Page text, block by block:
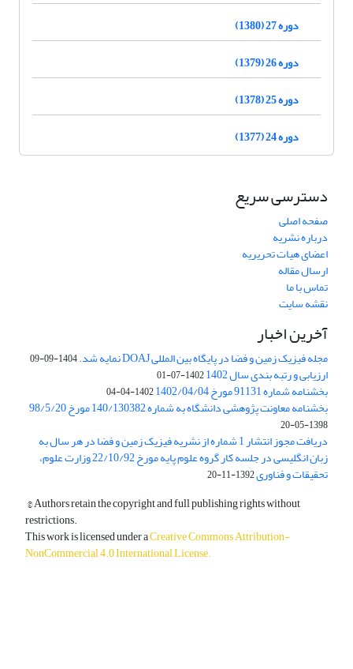
دوره 27 (1380)
دوره 26 (1379)
دوره 25 (1378)
دوره 24 (1377)
دسترسی سریع
صفحه اصلی
درباره نشریه
اعضای هیات تحریریه
ارسال مقاله
تماس با ما
نقشه سایت
آخرین اخبار
مجله فیزیک زمین و فضا در پایگاه بین المللی DOAJ نمایه شد. 1404-09-09
ارزیابی و رتبه بندی سال 1402 1402-07-01
بخشنامه شماره 91131 مورخ 1402/04/04 1402-04-04
بخشنامه معاونت پژوهشی دانشگاه به شماره 140/130382 مورخ 98/5/20
1398-05-20
دریافت مجوز انتشار 1 شماره از نشریه فیزیک زمین و فضا در هر سال به
زبان انگلیسی در جلسه کار گروه علوم پایه مورخ 22/10/92 وزارت علوم،
تحقیقات و فناوری1392-11-20
© Authors retain the copyright and full publishing rights without
restrictions.
This work is licensed under aCreative Commons Attribution-
NonCommercial 4.0 International License.